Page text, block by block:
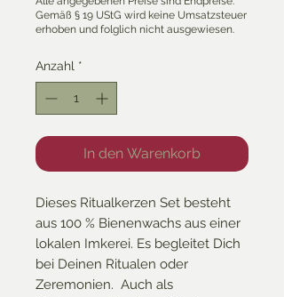
Anzahl *
In den Warenkorb
Dieses Ritualkerzen Set besteht
aus 100 % Bienenwachs aus einer
lokalen Imkerei. Es begleitet Dich
bei Deinen Ritualen oder
Zeremonien. Auch als